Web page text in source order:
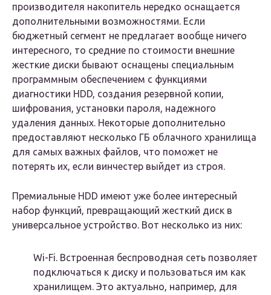
производителя накопитель нередко оснащается
дополнительными возможностями. Если
бюджетный сегмент не предлагает вообще ничего
интересного, то средние по стоимости внешние
жесткие диски бывают оснащены специальным
программным обеспечением с функциями
диагностики HDD, создания резервной копии,
шифрования, установки пароля, надежного
удаления данных. Некоторые дополнительно
предоставляют несколько ГБ облачного хранилища
для самых важных файлов, что поможет не
потерять их, если винчестер выйдет из строя.
Премиальные HDD имеют уже более интересный
набор функций, превращающий жесткий диск в
универсальное устройство. Вот несколько из них:
Wi-Fi. Встроенная беспроводная сеть позволяет
подключаться к диску и пользоваться им как
хранилищем. Это актуально, например, для